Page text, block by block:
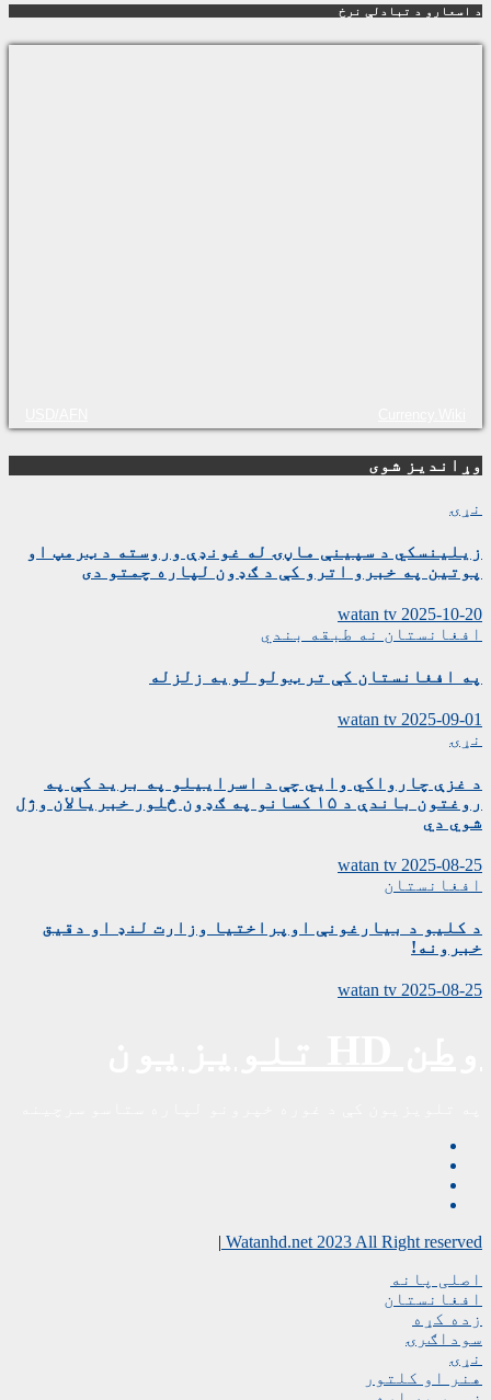
د اسعارو د تبادلې نرخ
وړاندیز شوی
نړۍ
زیلینسکي د سپینې ماڼۍ له غونډې وروسته د ټرمپ او
پوتین په خبرو اترو کې د ګډون لپاره چمتو دی
2025-10-20
watan tv
افغانستان نه طبقه بندي
په افغانستان کې تر ټولو لویه زلزله
2025-09-01
watan tv
نړۍ
د غزې چارواکي وايي چې د اسراییلو په برید کې په
روغتون باندې د ۱۵ کسانو په ګډون څلور خبریالان وژل
شوي دي
2025-08-25
watan tv
افغانستان
د کلیو د بیارغونې اوپراختیا وزارت لنډ او دقیق
خبرونه!
2025-08-25
watan tv
Watanhd.net 2023 All Right reserved
|
اصلی پانه
افغانستان
زده کړه
سوداګرۍ
نړۍ
هنر او کلتور